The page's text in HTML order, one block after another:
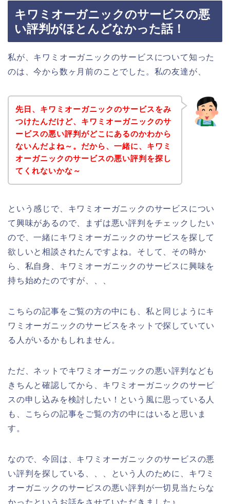
キワミオーガニックのサービスの悪
い評判がほとんどなかった話！
私が、キワミオーガニックのサービスについて知った
のは、今から数ヶ月前のことでした。私の友達が、
先日、キワミオーガニックのサービスをみ
つけたんだけど、キワミオーガニックのサ
ービスの悪い評判がどこにあるのかわから
ないんだよね～。だから、一緒に、キワミ
オーガニックのサービスの悪い評判を探し
てくれないかな～
という感じで、キワミオーガニックのサービスについ
て興味があるので、まずは悪い評判をチェックしたい
ので、一緒にキワミオーガニックのサービスを探して
欲しいと相談されたんですよね。そして、その時か
ら、私自身、キワミオーガニックのサービスに興味を
持ち始めたのですが、、、
こちらの記事をご覧の方の中にも、私と同じようにキ
ワミオーガニックのサービスをネットで探していてい
る人がいるかもしれません。
ただ、ネットでキワミオーガニックの悪い評判なども
きちんと確認してから、キワミオーガニックのサービ
スの申し込みを検討したい！という風に思っている人
も、こちらの記事をご覧の方の中にはいると思いま
す。
なので、今回は、キワミオーガニックのサービスの悪
い評判を探している、、、という人のために、キワミ
オーガニックのサービスの悪い評判が一切見当たらな
かったというお話をさせていただきました♪